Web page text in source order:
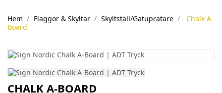
Hem Flaggor & Skyltar Skyltställ/Gatupratare
Chalk A-
Board
CHALK A-BOARD